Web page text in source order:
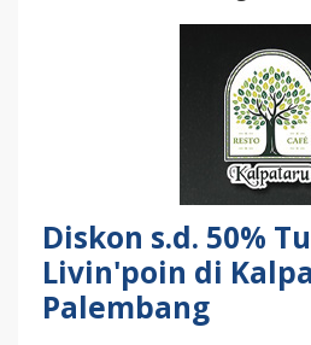
Diskon s.d. 50%
Livin'poin di
Palembang